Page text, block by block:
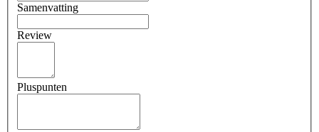
Samenvatting
Review
Pluspunten